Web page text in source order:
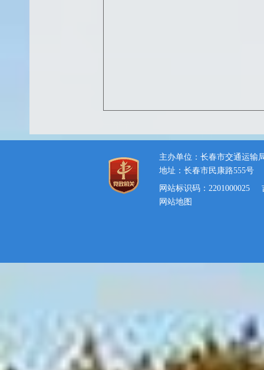
主办单位：长春市交通运输
地址：长春市民康路555号
网站标识码：2201000025
网站地图